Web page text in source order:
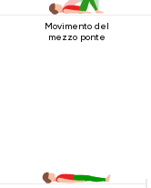
Movimento del
mezzo ponte